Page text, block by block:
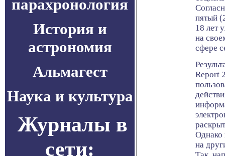
парахронология
История и
астрономия
Альмагест
Наука и культура
Журналы в
сети:
пятый
18 лет
на
сфере
Report
Однако
на